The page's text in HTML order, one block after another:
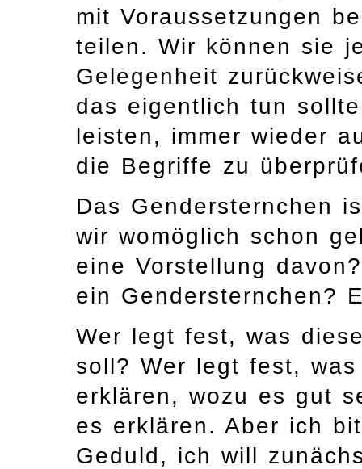
mit Voraussetzungen
teilen. Wir können sie
Gelegenheit
das eigentlich tun
leisten, immer wieder
die Begriffe zu
Das Gendersternchen
wir womöglich schon
eine Vorstellung
ein Gendersternchen?
Wer legt fest, was
soll? Wer legt fest,
erklären, wozu es gut
es erklären. Aber ich
Geduld, ich will